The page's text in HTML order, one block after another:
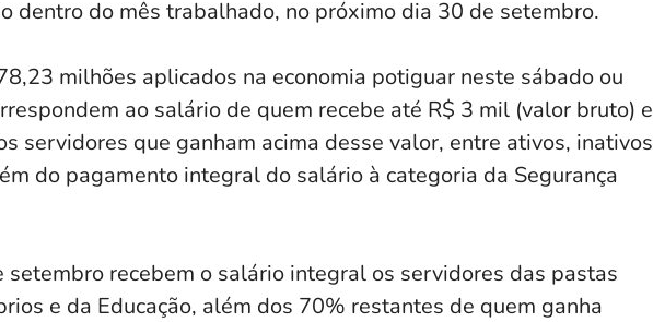
dentro do mês trabalhado, no próximo dia 30 de setembro.
milhões aplicados na economia potiguar neste sábado ou
ao salário de quem recebe até R$ 3 mil (valor bruto) e
servidores que ganham acima desse valor, entre ativos, inativos
do pagamento integral do salário à categoria da Segurança
setembro recebem o salário integral os servidores das pastas
e da Educação, além dos 70% restantes de quem ganha